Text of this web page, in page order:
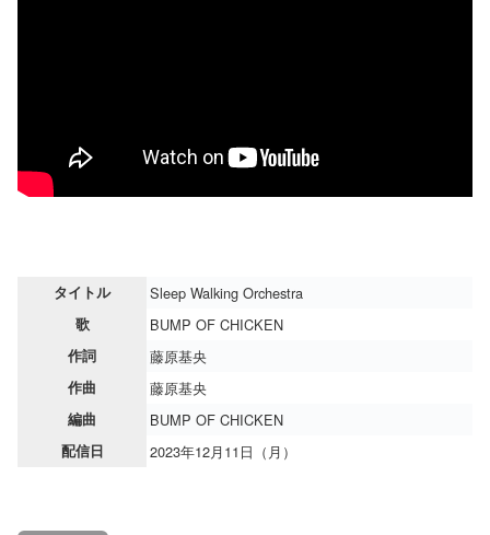
タイトル Sleep Walking Orchestra
歌 BUMP OF CHICKEN
作詞 藤原基央
作曲 藤原基央
編曲 BUMP OF CHICKEN
配信日 2023年12月11日（月）